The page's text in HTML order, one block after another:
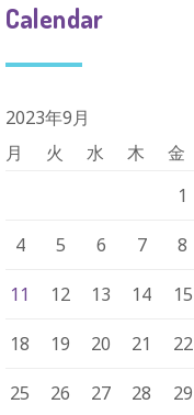
Calendar
2023年9月
月
火 水 木 金
1
4 5 6 7 8
11 12 13 14 15
18 19 20 21 22
25 26 27 28 29